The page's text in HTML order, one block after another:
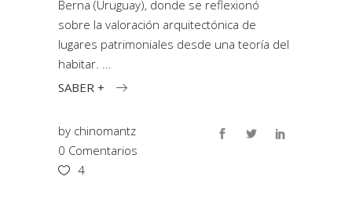
Berna (Uruguay), donde se reflexionó
sobre la valoración arquitectónica de
lugares patrimoniales desde una teoría del
habitar.
SABER +
by chinomantz
0 Comentarios
4